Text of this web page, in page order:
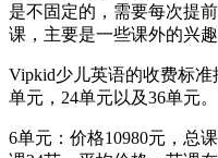
是不固定的，需要每次提
课，主要是一些课外的兴趣
Vipkid少儿英语的收费标
单元，24单元以及36单元。
6单元：价格10980元，总